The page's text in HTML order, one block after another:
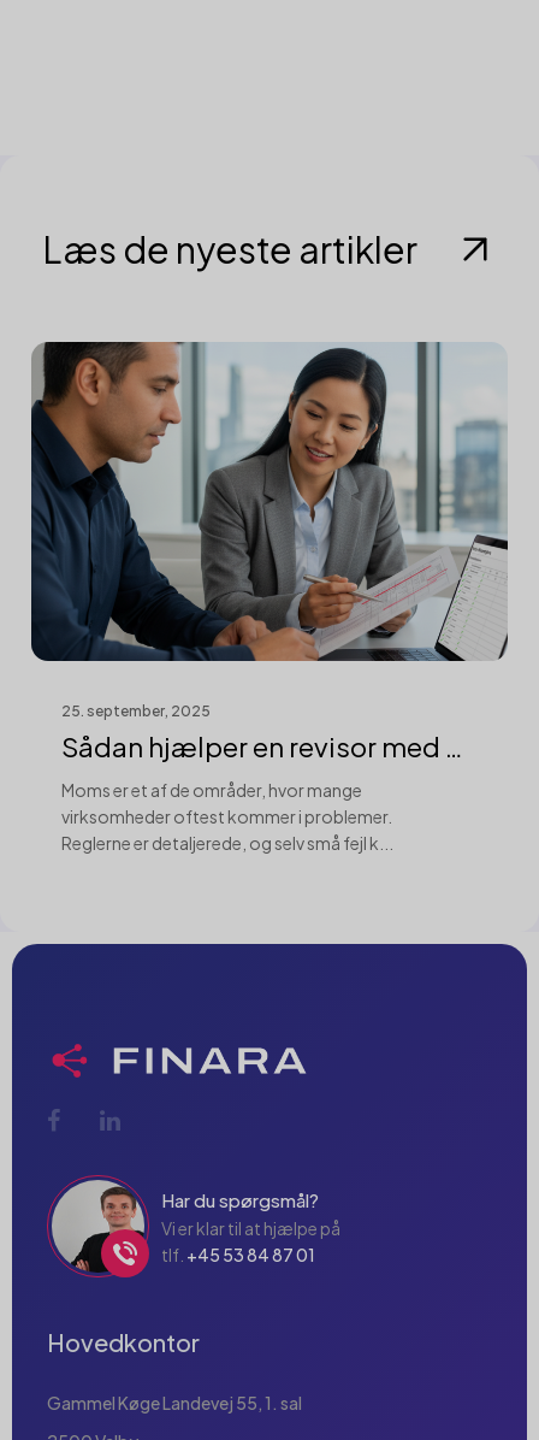
Læs de nyeste artikler
25. september, 2025
Sådan hjælper en revisor med at
rette ...
Moms er et af de områder, hvor mange
virksomheder oftest kommer i problemer.
Reglerne er detaljerede, og selv små fejl k...
Har du spørgsmål?
Vi er klar til at hjælpe på
tlf. +45 53 84 87 01
Hovedkontor
Gammel Køge Landevej 55, 1. sal